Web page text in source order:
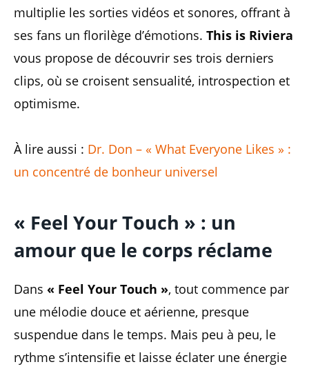
multiplie les sorties vidéos et sonores, offrant à
ses fans un florilège d’émotions. This is Riviera
vous propose de découvrir ses trois derniers
clips, où se croisent sensualité, introspection et
optimisme.
À lire aussi : Dr. Don – « What Everyone Likes » :
un concentré de bonheur universel
« Feel Your Touch » : un
amour que le corps réclame
Dans « Feel Your Touch », tout commence par
une mélodie douce et aérienne, presque
suspendue dans le temps. Mais peu à peu, le
rythme s’intensifie et laisse éclater une énergie